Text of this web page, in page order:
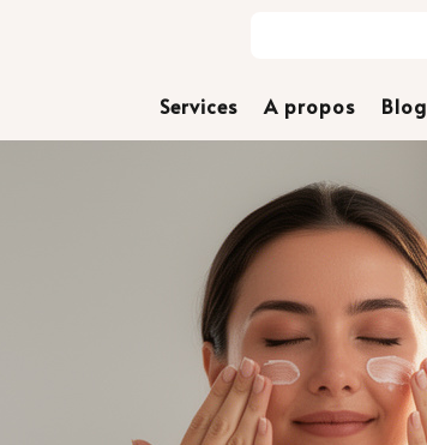
Services A propos Blog